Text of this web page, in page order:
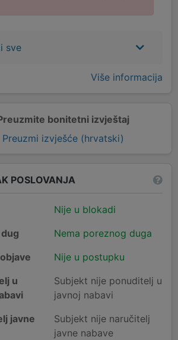
bonitetni izvještaj
Preuzmi izvješće (hrvatski)
sve
Više informacija
POSLOVANJA
Nije u blokadi
Nema poreznog duga
Nije u postupku
u
Subjekt nije ponuditelj u
javnoj nabavi
javne
Subjekt nije naručitelj
javne nabave